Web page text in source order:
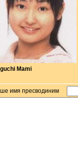
Mami
имя пресводиним